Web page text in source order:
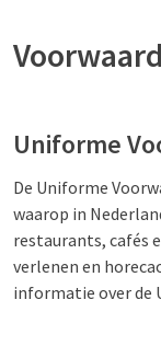
Uniforme
De Uniforme
waarop in
restaurants, cafés
verlenen en
informatie over de